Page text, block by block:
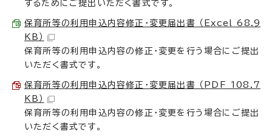
するためにご提出いただく書式です。
保育所等の利用申込内容修正・変更届出書 （Excel 68.9
KB）
保育所等の利用申込内容の修正・変更を行う場合にご提出
いただく書式です。
保育所等の利用申込内容修正・変更届出書 （PDF 108.7
KB）
保育所等の利用申込内容の修正・変更を行う場合にご提出
いただく書式です。